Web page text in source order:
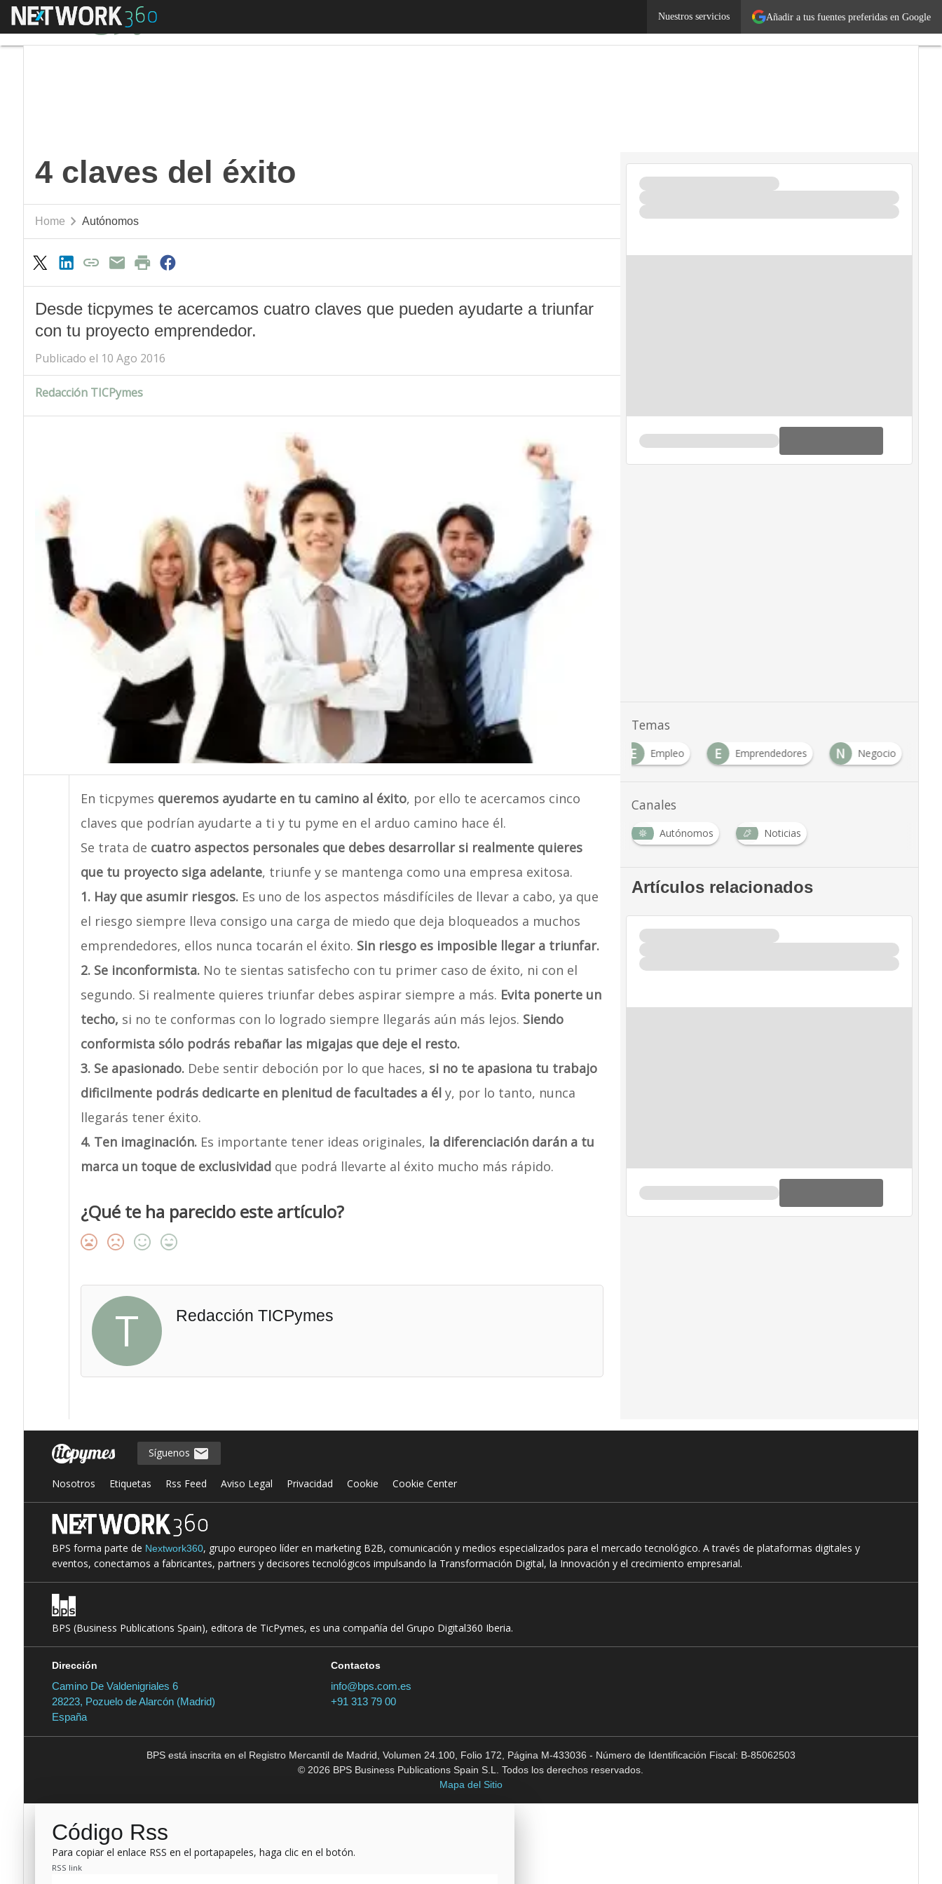
Añadir a tus fuentes preferidas en Google
Nuestros servicios
Menú
4 claves del éxito
Home Autónomos
Desde ticpymes te acercamos cuatro claves que pueden ayudarte a triunfar
con tu proyecto emprendedor.
Publicado el 10 Ago 2016
Redacción TICPymes
En ticpymes queremos ayudarte en tu camino al éxito, por ello te acercamos cinco
claves que podrían ayudarte a ti y tu pyme en el arduo camino hace él.
Se trata de cuatro aspectos personales que debes desarrollar si realmente quieres
que tu proyecto siga adelante, triunfe y se mantenga como una empresa exitosa.
1. Hay que asumir riesgos.Es uno de los aspectos másdifíciles de llevar a cabo, ya que
el riesgo siempre lleva consigo una carga de miedo que deja bloqueados a muchos
emprendedores, ellos nunca tocarán el éxito. Sin riesgo es imposible llegar a triunfar.
2. Se inconformista.No te sientas satisfecho con tu primer caso de éxito, ni con el
segundo. Si realmente quieres triunfar debes aspirar siempre a más. Evita ponerte un
techo, si no te conformas con lo logrado siempre llegarás aún más lejos. Siendo
conformista sólo podrás rebañar las migajas que deje el resto.
3. Se apasionado.Debe sentir deboción por lo que haces, si no te apasiona tu trabajo
dificilmente podrás dedicarte en plenitud de facultades a ély, por lo tanto, nunca
llegarás tener éxito.
4. Ten imaginación.Es importante tener ideas originales, la diferenciación darán a tu
marca un toque de exclusividadque podrá llevarte al éxito mucho más rápido.
¿Qué te ha parecido este artículo?
T Redacción TICPymes
Temas
E
Empleo E Emprendedores N Negocio
Canales
Autónomos Noticias
Artículos relacionados
Síguenos
Nosotros Etiquetas Rss Feed Aviso Legal Privacidad Cookie Cookie Center
BPS forma parte de Nextwork360, grupo europeo líder en marketing B2B, comunicación y medios especializados para el mercado tecnológico. A través de plataformas digitales y
eventos, conectamos a fabricantes, partners y decisores tecnológicos impulsando la Transformación Digital, la Innovación y el crecimiento empresarial.
BPS (Business Publications Spain), editora de TicPymes, es una compañía del Grupo Digital360 Iberia.
Dirección
Camino De Valdenigriales 6
28223, Pozuelo de Alarcón (Madrid)
España
Contactos
info@bps.com.es
+91 313 79 00
BPS está inscrita en el Registro Mercantil de Madrid, Volumen 24.100, Folio 172, Página M-433036 - Número de Identificación Fiscal: B-85062503
© 2026 BPS Business Publications Spain S.L. Todos los derechos reservados.
Mapa del Sitio
Código Rss
Para copiar el enlace RSS en el portapapeles, haga clic en el botón.
RSS link